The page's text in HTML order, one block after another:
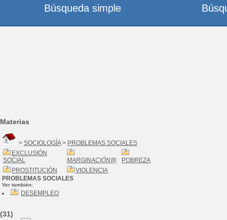
Materias
> SOCIOLOGÍA> PROBLEMAS SOCIALES
EXCLUSIÓN
SOCIAL
MARGINACIÓN@
POBREZA
PROSTITUCIÓN
VIOLENCIA
PROBLEMAS SOCIALES
Ver también:
DESEMPLEO
(31)
Búsqueda simple